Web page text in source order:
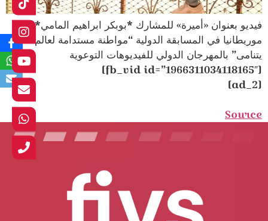
فيديو بعنوان «أميرة» للمشارك *بوبكر ابراهيم المامي* من
موريطانيا في المسابقة الدولية “مواطنة مستدامة لعالم
يتنامى” بالمهرجان الدولي للفيديوهات التوعوية
[fb_vid id=”1966311034118165″]
[ad_2]
Source